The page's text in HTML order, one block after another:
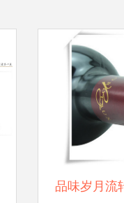
品味岁月流